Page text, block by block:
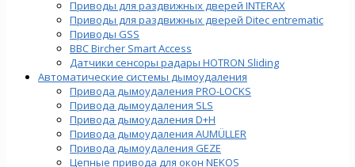
Приводы для раздвижных дверей INTERAX
Приводы для раздвижных дверей Ditec entrematic
Приводы GSS
BBC Bircher Smart Access
Датчики сенсоры радары HOTRON Sliding
Автоматические системы дымоудаления
Привода дымоудаления PRO-LOCKS
Привода дымоудаления SLS
Привода дымоудаления D+H
Привода дымоудаления AUMÜLLER
Привода дымоудаления GEZE
Цепные привода для окон NEKOS